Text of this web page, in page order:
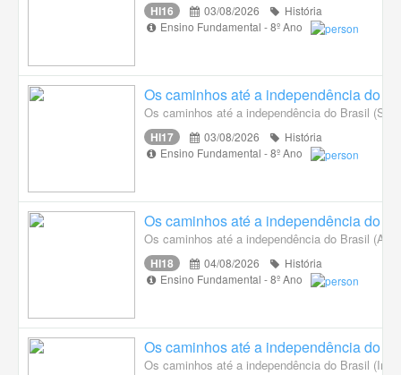
HI16 03/08/2026
História
Ensino Fundamental - 8º Ano
Os caminhos até a independência do
Os caminhos até a independência do Brasil
HI17 03/08/2026
História
Ensino Fundamental - 8º Ano
Os caminhos até a independência do
Os caminhos até a independência do Brasil (A
HI18 04/08/2026
História
Ensino Fundamental - 8º Ano
Os caminhos até a independência do
Os caminhos até a independência do Brasil